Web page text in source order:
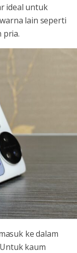
ideal untuk
lain seperti
pria.
ke dalam
kaum